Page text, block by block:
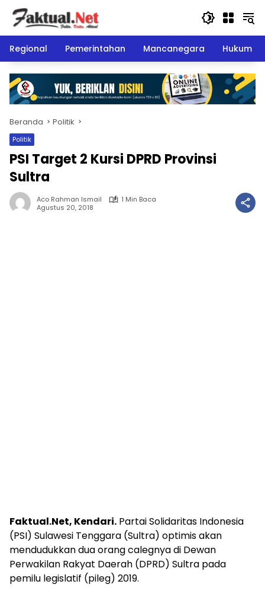
Langsung
konten
Regional
Pemerintahan Mancanegara Hukum
Beranda Politik
Politik
PSI Target 2 Kursi DPRD Provinsi
Sultra
Aco Rahman Ismail
1 Min Baca
Agustus 20, 2018
Faktual.Net, Kendari. Partai Solidaritas Indonesia
(PSI) Sulawesi Tenggara (Sultra) optimis akan
mendudukkan dua orang calegnya di Dewan
Perwakilan Rakyat Daerah (DPRD) Sultra pada
pemilu legislatif (pileg) 2019.